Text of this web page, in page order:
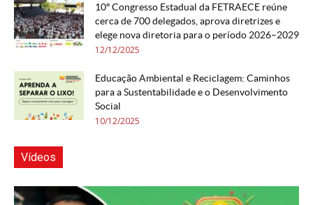
10º Congresso Estadual da FETRAECE reúne
cerca de 700 delegados, aprova diretrizes e
elege nova diretoria para o período 2026–2029
12/12/2025
Educação Ambiental e Reciclagem: Caminhos
para a Sustentabilidade e o Desenvolvimento
Social
10/12/2025
Vídeos